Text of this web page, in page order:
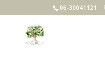
06-30041121